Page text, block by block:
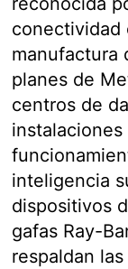
conectividad
manufactura
planes de
centros de
inteligencia
dispositivos
gafas Ray-
respaldan